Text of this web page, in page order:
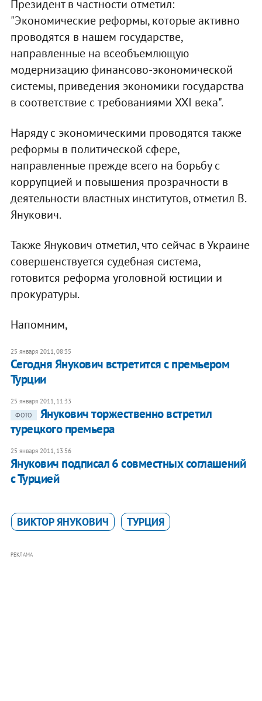
Президент в частности отметил:
"Экономические реформы, которые активно
проводятся в нашем государстве,
направленные на всеобъемлющую
модернизацию финансово-экономической
системы, приведения экономики государства
в соответствие с требованиями XXI века".
Наряду с экономическими проводятся также
реформы в политической сфере,
направленные прежде всего на борьбу с
коррупцией и повышения прозрачности в
деятельности властных институтов, отметил В.
Янукович.
Также Янукович отметил, что сейчас в Украине
совершенствуется судебная система,
готовится реформа уголовной юстиции и
прокуратуры.
Напомним,
25 января 2011, 08:35
Сегодня Янукович встретится с премьером
Турции
25 января 2011, 11:33
ФОТО
Янукович торжественно встретил
турецкого премьера
25 января 2011, 13:56
Янукович подписал 6 совместных соглашений
с Турцией
ВИКТОР ЯНУКОВИЧ ТУРЦИЯ
РЕКЛАМА